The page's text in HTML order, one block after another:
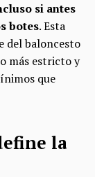
si antes
botes. Esta
del baloncesto
más estricto y
que
la